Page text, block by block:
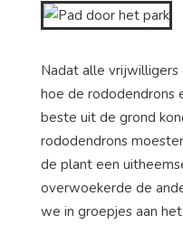
Nadat alle
hoe de rododendrons
beste uit de grond
rododendrons
de plant een
overwoekerde de
we in groepjes aan